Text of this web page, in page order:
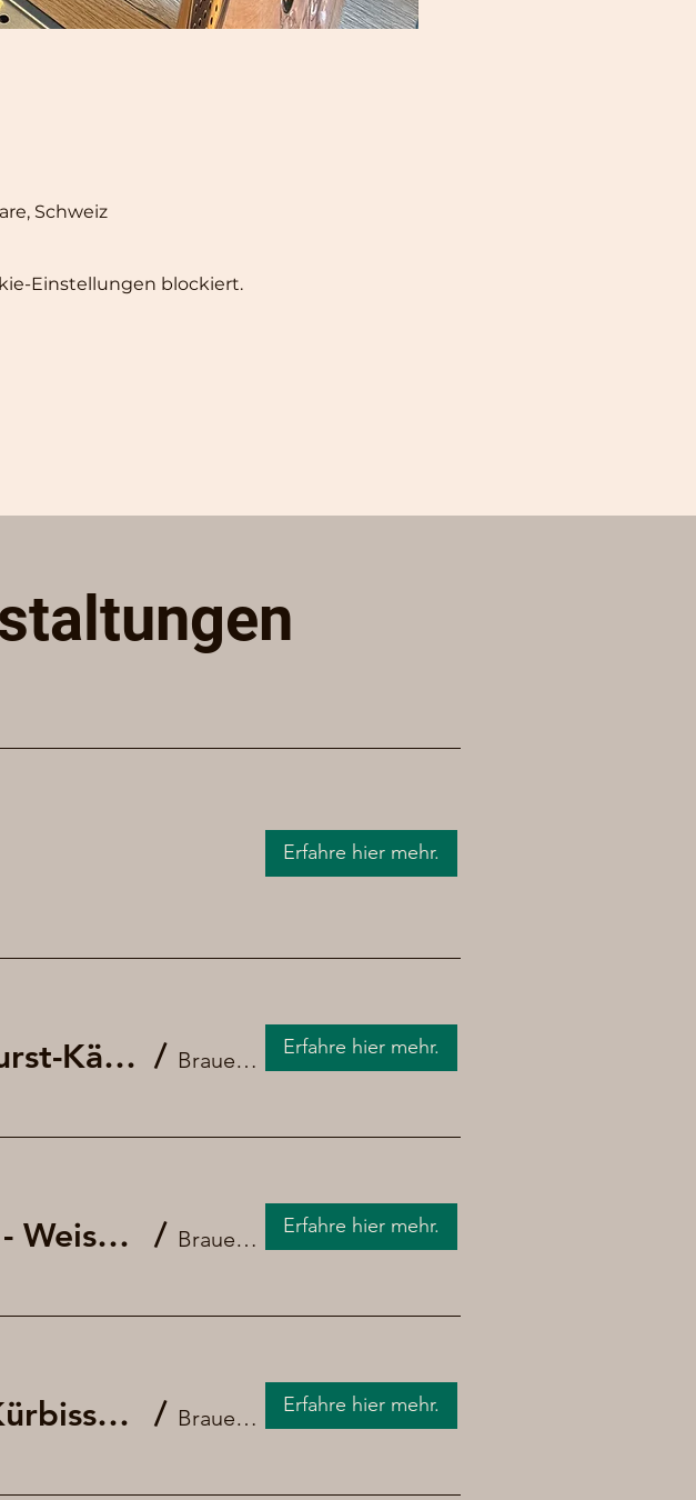
Schweiz
Einstellungen blockiert.
Erfahre hier mehr.
Fritigsbier am 28. August 2026 - Wurst-Käse-Salat / Brauerei Chrüpfe Bier Erfahre hier mehr.
Fritigsbier am 25. September 2026 - Weisswurst und Brezel (kleines Oktoberfest) / Brauerei Chrüpfe Bier Erfahre hier mehr.
Fritigsbier am 30. Oktober 2026 - Kürbissuppe mit und ohne Würstchen / Brauerei Chrüpfe Bier Erfahre hier mehr.